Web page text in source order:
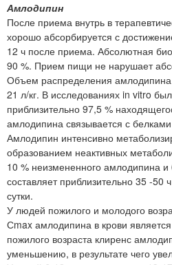
Амлодипин
После приема внутрь в
хорошо абсорбируется с
12 ч после приема. Абсолютная
90 %. Прием пищи не нарушает
Объем распределения амлодипина
21 л/кг. В исследованиях in vitro
приблизительно 97,5 %
амлодипина связывается с
Амлодипин интенсивно
образованием неактивных
10 % неизмененного амлодипина
составляет приблизительно 35 -50
сутки.
У людей пожилого и молодого
Сmax амлодипина в крови
пожилого возраста клиренс
уменьшению, в результате чего